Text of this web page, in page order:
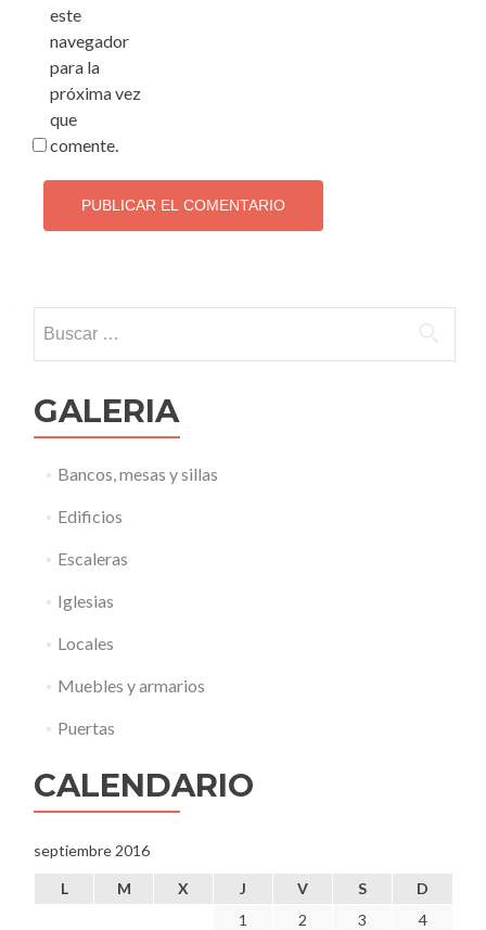
este
navegador
para la
próxima vez
que
comente.
GALERIA
Bancos, mesas y sillas
Edificios
Escaleras
Iglesias
Locales
Muebles y armarios
Puertas
CALENDARIO
septiembre 2016
L M X J V S
D
1
2 3
4